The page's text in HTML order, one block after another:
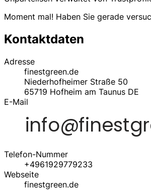
Moment mal! Haben Sie gerade
Kontaktdaten
Adresse
finestgreen.de
Niederhofheimer Straße 50
65719 Hofheim am Taunus DE
E-Mail
Telefon-Nummer
+4961929779233
Webseite
finestgreen.de